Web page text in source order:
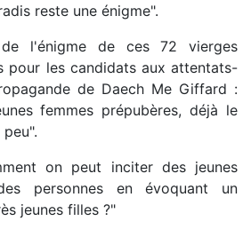
reste une énigme".
l'énigme de ces 72 vierges
pour les candidats aux attentats-
de Daech Me Giffard :
femmes prépubères, déjà le
on peut inciter des jeunes
personnes en évoquant un
jeunes filles ?"